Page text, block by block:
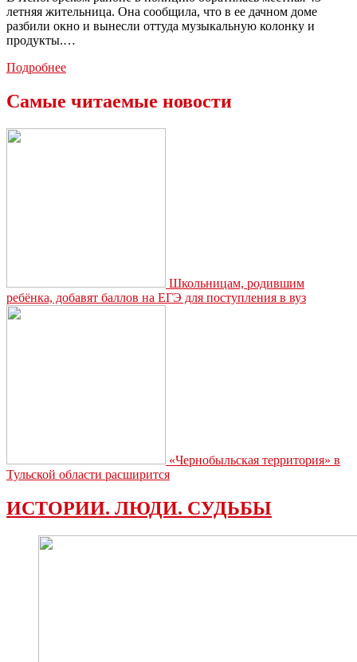
летняя жительница. Она сообщила, что в ее дачном доме
разбили окно и вынесли оттуда музыкальную колонку и
продукты.…
ПодробнееУ
продукты
Самые читаемые новости
Школьницам, родившим
ребёнка, добавят баллов на ЕГЭ для поступления в вуз
«Чернобыльская территория» в
Тульской области расширится
ИСТОРИИ. ЛЮДИ. СУДЬБЫ